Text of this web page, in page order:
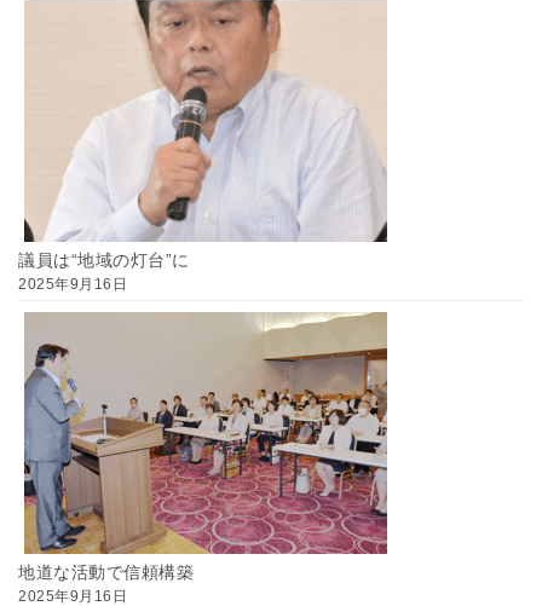
議員は“地域の灯台”に
2025年9月16日
地道な活動で信頼構築
2025年9月16日